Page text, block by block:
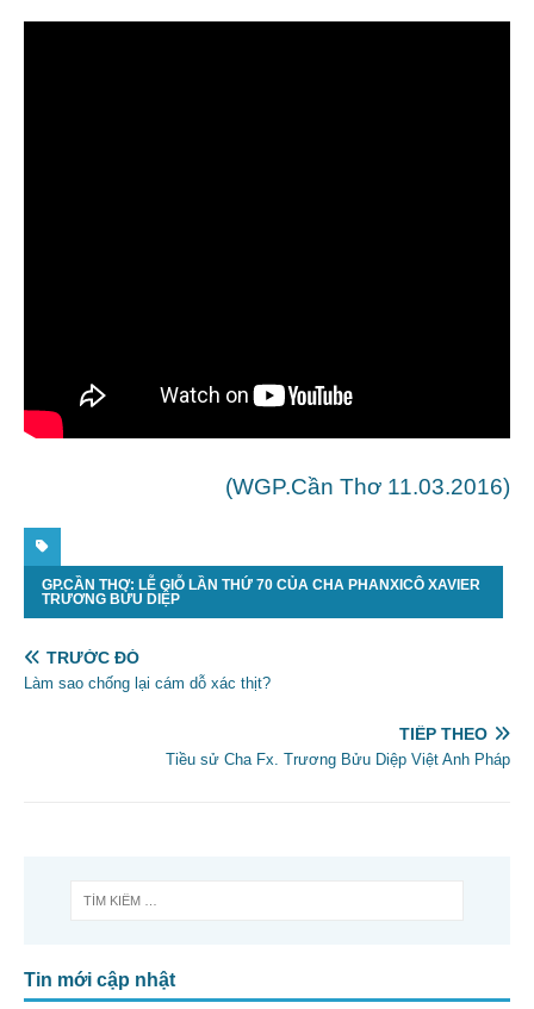
(WGP.Cần Thơ 11.03.2016)
GP.CẦN THƠ: LỄ GIỖ LẦN THỨ 70 CỦA CHA PHANXICÔ XAVIER
TRƯƠNG BỬU DIỆP
TRƯỚC ĐÓ
Làm sao chống lại cám dỗ xác thịt?
TIẾP THEO
Tiều sử Cha Fx. Trương Bửu Diệp Việt Anh Pháp
Tin mới cập nhật